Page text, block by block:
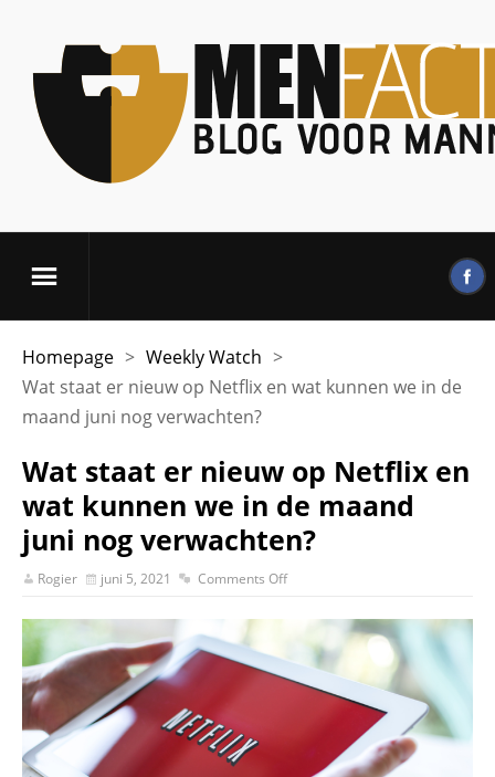
Homepage > Weekly Watch >
Wat staat er nieuw op Netflix en wat kunnen we in de
maand juni nog verwachten?
Wat staat er nieuw op Netflix en
wat kunnen we in de maand
juni nog verwachten?
Rogier juni 5, 2021 Comments Off